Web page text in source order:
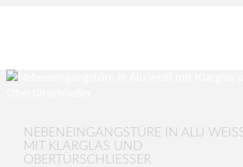
NEBENEINGANGSTÜRE IN ALU WEISS
IT KLARGLAS UND O
BERTÜRSCHLIESSER